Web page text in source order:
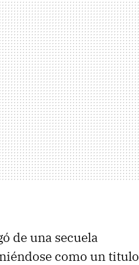
de una secuela
como un titulo